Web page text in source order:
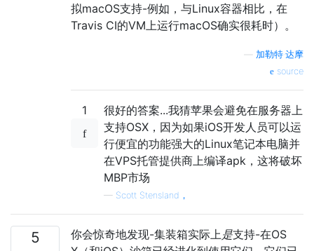
拟macOS支持-例如，与Linux容器相比，在
Travis CI的VM上运行macOS确实很耗时）。
加勒特·达摩
source
1
很好的答案...我猜苹果会避免在服务器上
支持OSX，因为如果iOS开发人员可以运
行便宜的功能强大的Linux笔记本电脑并
在VPS托管提供商上编译apk，这将破坏
MBP市场
— Scott Stensland，
5 你会惊奇地发现-集装箱实际上 是支持-在OS